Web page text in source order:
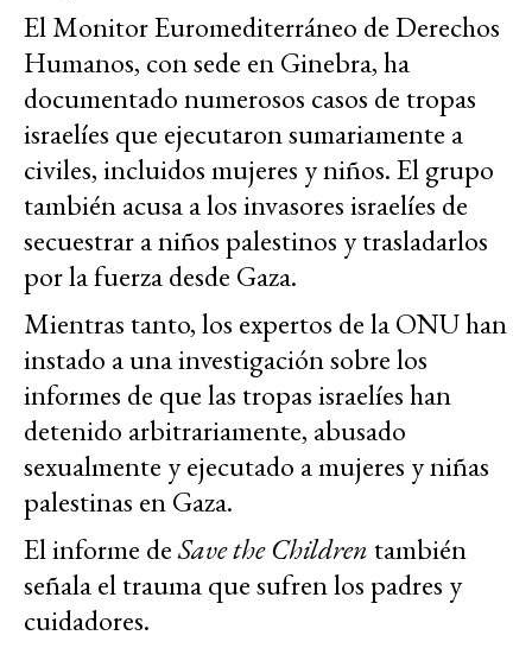
El Monitor Euromediterráneo de Derechos
Humanos, con sede en Ginebra, ha
documentado numerosos casos de tropas
israelíes que ejecutaron sumariamente a
civiles, incluidos mujeres y niños. El grupo
también acusa a los invasores israelíes de
secuestrar a niños palestinos y trasladarlos
por la fuerza desde Gaza.
Mientras tanto, los expertos de la ONU han
instado a una investigación sobre los
informes de que las tropas israelíes han
detenido arbitrariamente, abusado
sexualmente y ejecutado a mujeres y niñas
palestinas en Gaza.
El informe deSave the Children también
señala el trauma que sufren los padres y
cuidadores.